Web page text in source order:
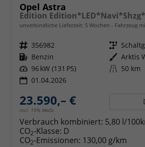
Opel Astra
unverbindliche Lieferzeit: 5 Wochen Fahrzeug
Fahrzeugnr. 356982 Getriebe
Kraftstoff Benzin Außenfarbe Arktis
Leistung 96 kW (131 PS) Kilometerstand 50 km
01.04.2026
23.590,– €
incl. 19% MwSt.
Verbrauch kombiniert: 5,80 l/
CO2-Klasse: D
CO2-Emissionen: 130,00 g/km